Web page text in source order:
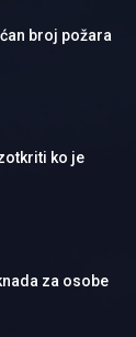
broj požara
ko je
za osobe